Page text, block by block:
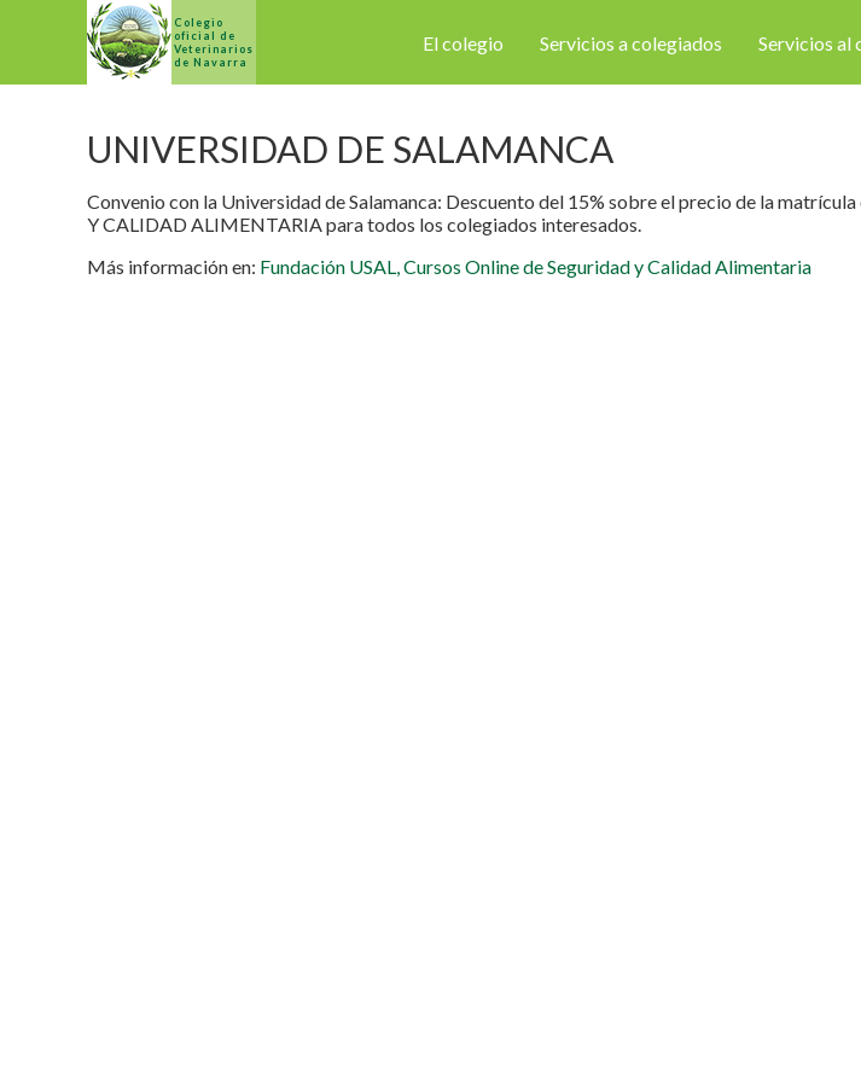
Colegio
oficial de
Veterinarios
de Navarra
El colegio Servicios a colegiados Servicios al
UNIVERSIDAD DE SALAMANCA
Convenio con la Universidad de Salamanca: Descuento del 15% sobre el precio de la
Y CALIDAD ALIMENTARIA para todos los colegiados interesados.
Más información en: Fundación USAL, Cursos Online de Seguridad y Calidad Alimentaria